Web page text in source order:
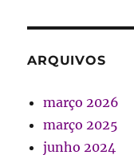
ARQUIVOS
março 2026
março 2025
junho 2024